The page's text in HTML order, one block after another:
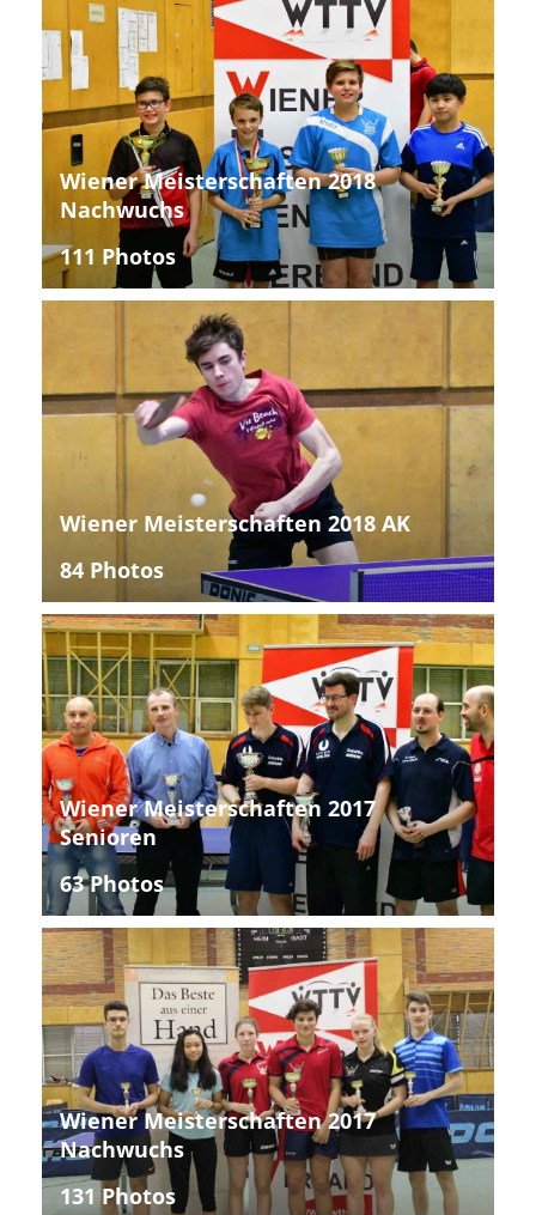
Wiener Meisterschaften 2018
Nachwuchs
111 Photos
Wiener Meisterschaften 2018 AK
84 Photos
Wiener Meisterschaften 2017
Senioren
63 Photos
Wiener Meisterschaften 2017
Nachwuchs
131 Photos